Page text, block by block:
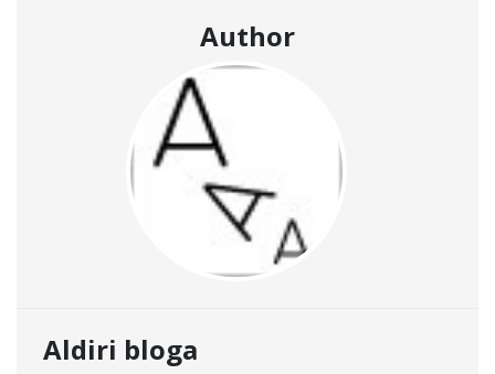
Author
Aldiri bloga